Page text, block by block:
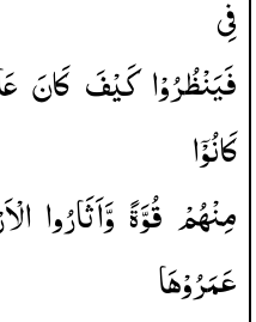
فِی
فَیَنْظُرُوْا كَیْفَ كَانَ
كَانُوْۤا
مِنْهُمْ قُوَّةً وَّاَثَارُوا
عَمَرُوْهَا